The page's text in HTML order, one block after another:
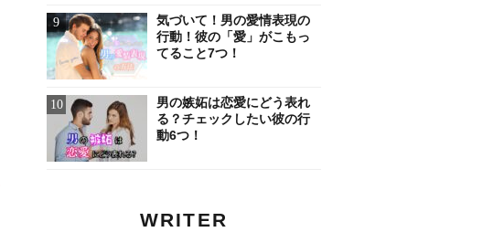
気づいて！男の愛情表現の
行動！彼の「愛」がこもっ
てること7つ！
男の嫉妬は恋愛にどう表れ
る？チェックしたい彼の行
動6つ！
WRITER